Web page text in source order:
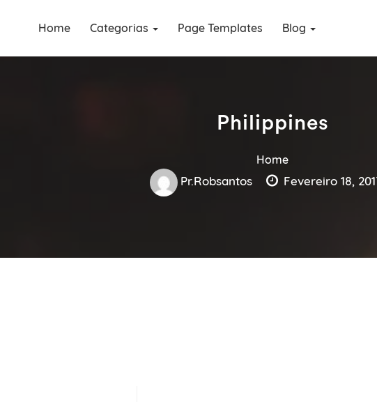
Home Categorias Page Templates Blog
Philippines
Home
Pr.robsantos Fevereiro 18,